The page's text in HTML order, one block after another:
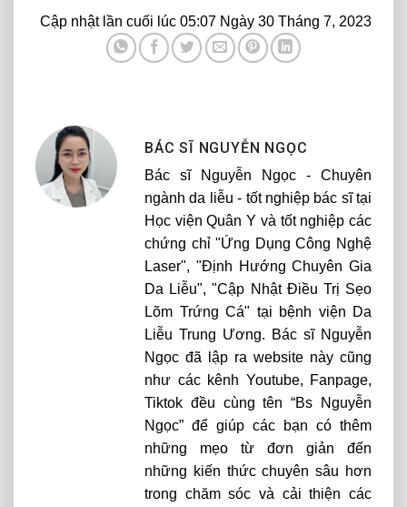
Cập nhật lần cuối lúc 05:07 Ngày 30 Tháng 7, 2023
BÁC SĨ NGUYỄN NGỌC
Bác sĩ Nguyễn Ngọc - Chuyên
ngành da liễu - tốt nghiệp bác sĩ tại
Học viện Quân Y và tốt nghiệp các
chứng chỉ "Ứng Dụng Công Nghệ
Laser", "Định Hướng Chuyên Gia
Da Liễu", "Cập Nhật Điều Trị Sẹo
Lõm Trứng Cá" tại bệnh viện Da
Liễu Trung Ương. Bác sĩ Nguyễn
Ngọc đã lập ra website này cũng
như các kênh Youtube, Fanpage,
Tiktok đều cùng tên “Bs Nguyễn
Ngọc” để giúp các bạn có thêm
những mẹo từ đơn giản đến
những kiến thức chuyên sâu hơn
trong chăm sóc và cải thiện các